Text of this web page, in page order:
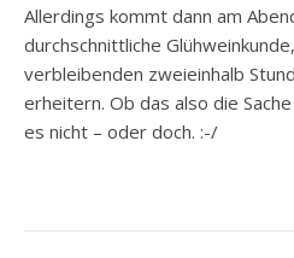
Allerdings kommt dann am
durchschnittliche
verbleibenden zweieinhalb
erheitern. Ob das also die
es nicht – oder doch. :-/